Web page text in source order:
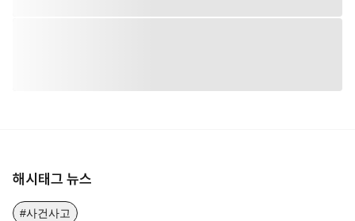
해시태그 뉴스
#사건사고